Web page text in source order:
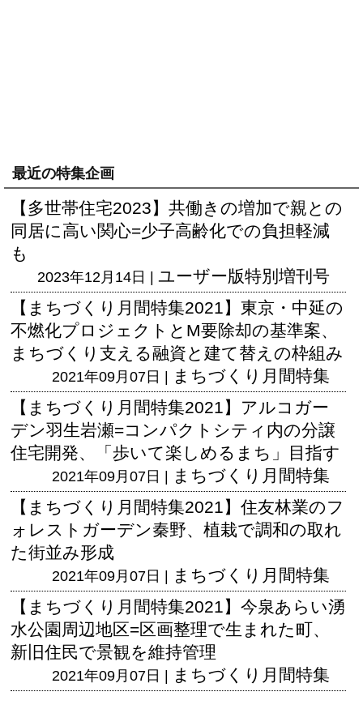
最近の特集企画
【多世帯住宅2023】共働きの増加で親との
同居に高い関心=少子高齢化での負担軽減
も
2023年12月14日 | ユーザー版特別増刊号
【まちづくり月間特集2021】東京・中延の
不燃化プロジェクトとM要除却の基準案、
まちづくり支える融資と建て替えの枠組み
2021年09月07日 | まちづくり月間特集
【まちづくり月間特集2021】アルコガー
デン羽生岩瀬=コンパクトシティ内の分譲
住宅開発、「歩いて楽しめるまち」目指す
2021年09月07日 | まちづくり月間特集
【まちづくり月間特集2021】住友林業のフ
ォレストガーデン秦野、植栽で調和の取れ
た街並み形成
2021年09月07日 | まちづくり月間特集
【まちづくり月間特集2021】今泉あらい湧
水公園周辺地区=区画整理で生まれた町、
新旧住民で景観を維持管理
2021年09月07日 | まちづくり月間特集